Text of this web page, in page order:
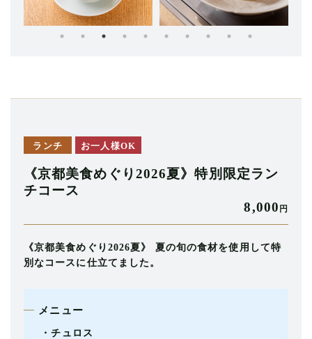
ランチ お一人様OK
《京都美食めぐり2026夏》特別限定ラン
チコース
8,000 円
《京都美食めぐり2026夏》 夏の旬の食材を使用して特
別なコースに仕立てました。
メニュー
・チュロス